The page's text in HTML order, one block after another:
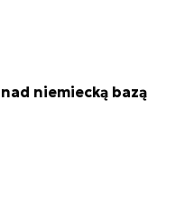
niemiecką bazą